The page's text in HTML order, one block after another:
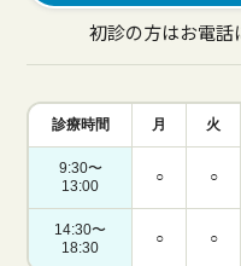
初診の方はお電話
診療時間 月 火
9:30〜
13:00
○ ○
14:30〜
18:30
○ ○